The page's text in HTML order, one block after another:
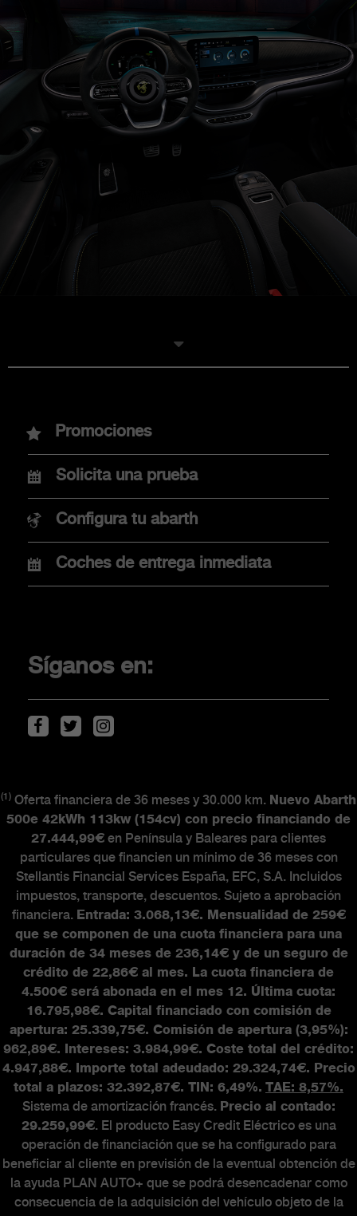
MODELOS
Nuevo Abarth 600e
Nuevo Abarth 500e
COMPRA
Financiación
Localiza tu concesionario
Descarga de Catálogos
CLIENTES
The Scorpionship
Asistencia y recambios
Accesorios
MUNDO ABARTH
Abarth Classiche
Promociones
Solicita una prueba
Configura tu abarth
Coches de entrega inmediata
Síganos en:
(1) Oferta financiera de 36 meses y 30.000 km. Nuevo Abarth
500e 42kWh 113kw (154cv) con precio financiando de
27.444,99€ en Península y Baleares para clientes
particulares que financien un mínimo de 36 meses con
Stellantis Financial Services España, EFC, S.A. Incluidos
impuestos, transporte, descuentos. Sujeto a aprobación
financiera. Entrada: 3.068,13€. Mensualidad de 259€
que se componen de una cuota financiera para una
duración de 34 meses de 236,14€ y de un seguro de
crédito de 22,86€ al mes. La cuota financiera de
4.500€ será abonada en el mes 12. Última cuota:
16.795,98€. Capital financiado con comisión de
apertura: 25.339,75€. Comisión de apertura (3,95%):
962,89€. Intereses: 3.984,99€. Coste total del crédito:
4.947,88€. Importe total adeudado: 29.324,74€. Precio
total a plazos: 32.392,87€. TIN: 6,49%. TAE: 8,57%.
Sistema de amortización francés. Precio al contado:
29.259,99€. El producto Easy Credit Eléctrico es una
operación de financiación que se ha configurado para
beneficiar al cliente en previsión de la eventual obtención de
la ayuda PLAN AUTO+ que se podrá desencadenar como
consecuencia de la adquisición del vehículo objeto de la